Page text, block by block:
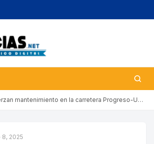
Refuerzan mantenimiento en la carretera Progreso-Uaymitún por te…
8, 2025